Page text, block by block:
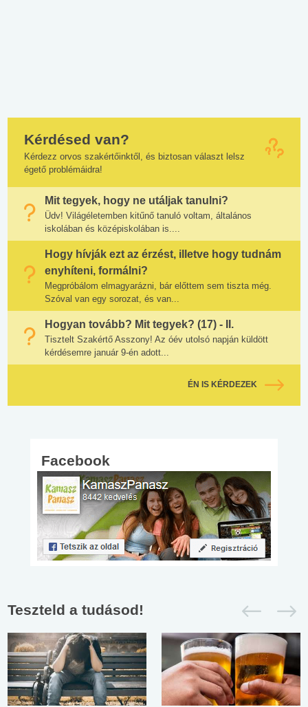
Kérdésed van?
Kérdezz orvos szakértőinktől, és biztosan választ lelsz
égető problémáidra!
Mit tegyek, hogy ne utáljak tanulni?
Üdv! Világéletemben kitűnő tanuló voltam, általános
iskolában és középiskolában is....
Hogy hívják ezt az érzést, illetve hogy tudnám
enyhíteni, formálni?
Megpróbálom elmagyarázni, bár előttem sem tiszta még.
Szóval van egy sorozat, és van...
Hogyan tovább? Mit tegyek? (17) - II.
Tisztelt Szakértő Asszony! Az óév utolsó napján küldött
kérdésemre január 9-én adott...
ÉN IS KÉRDEZEK
Facebook
Teszteld a tudásod!